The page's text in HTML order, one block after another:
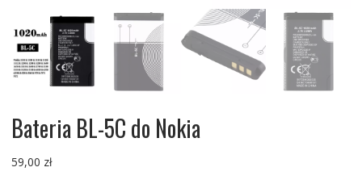
Bateria BL-5C do Nokia
59,00 zł